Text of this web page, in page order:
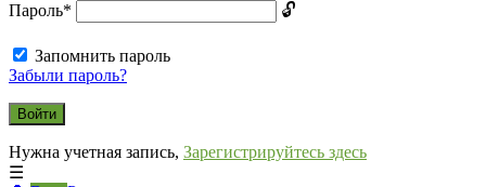
Пароль*
Запомнить пароль
Забыли пароль?
Нужна учетная запись, Зарегистрируйтесь здесь